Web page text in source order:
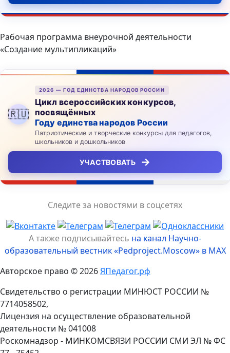
Рабочая программа внеурочной деятельности
«Создание мультипликаций»
🇷🇺
2026 — ГОД ЕДИНСТВА НАРОДОВ РОССИИ
Цикл всероссийских конкурсов,
посвящённых
Году единства народов России
Патриотические и творческие конкурсы для педагогов,
школьников и дошкольников
УЧАСТВОВАТЬ →
Следите за новостями в соцсетях
А также подписывайтесь на канал Научно-
образовательный вестник «Pedproject.Moscow» в MAX
Авторское право © 2026ЯПедагог.рф
Свидетельство о регистрации МИНЮСТ РОССИИ №
7714058502,
Лицензия на осуществление образовательной
деятельности № 041008
Роскомнадзор - МИНКОМСВЯЗИ РОССИИ СМИ ЭЛ № ФС